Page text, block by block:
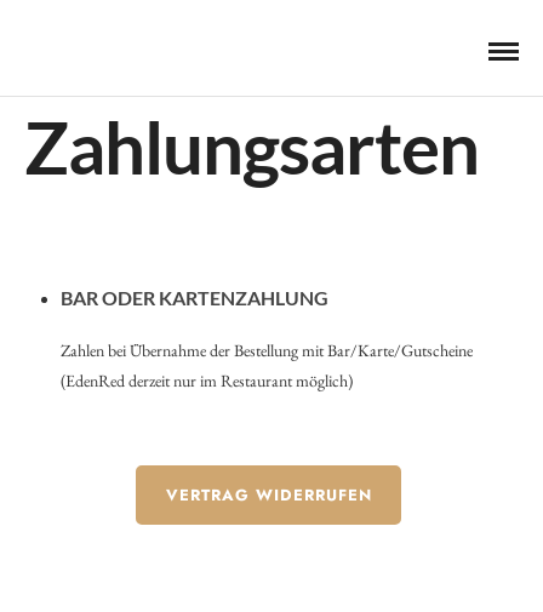
Zahlungsarten
BAR ODER KARTENZAHLUNG
Zahlen bei Übernahme der Bestellung mit Bar/Karte/Gutscheine
(EdenRed derzeit nur im Restaurant möglich)
VERTRAG WIDERRUFEN